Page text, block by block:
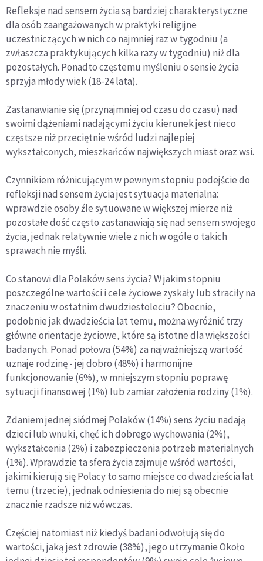
Refleksje nad sensem życia są bardziej charakterystyczne
dla osób zaangażowanych w praktyki religijne
uczestniczących w nich co najmniej raz w tygodniu (a
zwłaszcza praktykujących kilka razy w tygodniu) niż dla
pozostałych. Ponadto częstemu myśleniu o sensie życia
sprzyja młody wiek (18-24 lata).
Zastanawianie się (przynajmniej od czasu do czasu) nad
swoimi dążeniami nadającymi życiu kierunek jest nieco
częstsze niż przeciętnie wśród ludzi najlepiej
wykształconych, mieszkańców największych miast oraz wsi.
Czynnikiem różnicującym w pewnym stopniu podejście do
refleksji nad sensem życia jest sytuacja materialna:
wprawdzie osoby źle sytuowane w większej mierze niż
pozostałe dość często zastanawiają się nad sensem swojego
życia, jednak relatywnie wiele z nich w ogóle o takich
sprawach nie myśli.
Co stanowi dla Polaków sens życia? W jakim stopniu
poszczególne wartości i cele życiowe zyskały lub straciły na
znaczeniu w ostatnim dwudziestoleciu? Obecnie,
podobnie jak dwadzieścia lat temu, można wyróżnić trzy
główne orientacje życiowe, które są istotne dla większości
badanych. Ponad połowa (54%) za najważniejszą wartość
uznaje rodzinę - jej dobro (48%) i harmonijne
funkcjonowanie (6%), w mniejszym stopniu poprawę
sytuacji finansowej (1%) lub zamiar założenia rodziny (1%).
Zdaniem jednej siódmej Polaków (14%) sens życiu nadają
dzieci lub wnuki, chęć ich dobrego wychowania (2%),
wykształcenia (2%) i zabezpieczenia potrzeb materialnych
(1%). Wprawdzie ta sfera życia zajmuje wśród wartości,
jakimi kierują się Polacy to samo miejsce co dwadzieścia lat
temu (trzecie), jednak odniesienia do niej są obecnie
znacznie rzadsze niż wówczas.
Częściej natomiast niż kiedyś badani odwołują się do
wartości, jaką jest zdrowie (38%), jego utrzymanie Około